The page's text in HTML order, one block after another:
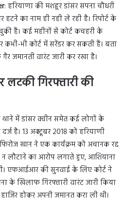
: हरियाणा की मशहूर डांसर सपना चौधरी
का नाम ही नही ले रही है। रिपोर्ट के
हैं। कई महीनों से कोर्ट कचहरी के
कभी-भी कोर्ट में सरेंडर कर सकती हैं। बता
जमानती वारंट जारी कर रखा है।
गिरफ्तारी की
में डांसर क्वीन समेत कई लोगों के
है। 13 अक्टूबर 2018 को हरियाणी
खान ने एक कार्यक्रम को अचानक रद्द
लौटाने का आरोप लगाते हुए, आशियाना
एफआईआर की सुनवाई के लिए कोर्ट ने
के खिलाफ गिरफ्तारी वारंट जारी किया
होकर अपनी जमानत करा ली थी।